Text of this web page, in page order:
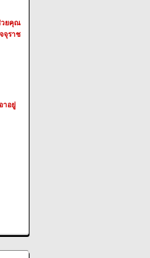
วยคุณ
จุราช
าอยู่